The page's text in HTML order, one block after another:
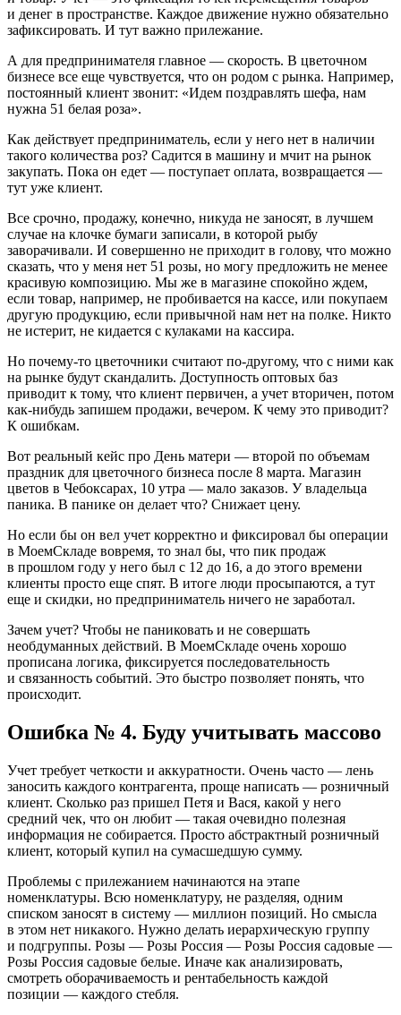
и денег в пространстве. Каждое движение нужно обязательно
зафиксировать. И тут важно прилежание.
А для предпринимателя главное — скорость. В цветочном
бизнесе все еще чувствуется, что он родом с рынка. Например,
постоянный клиент звонит: «Идем поздравлять шефа, нам
нужна 51 белая роза».
Как действует предприниматель, если у него нет в наличии
такого количества роз? Садится в машину и мчит на рынок
закупать. Пока он едет — поступает оплата, возвращается —
тут уже клиент.
Все срочно, продажу, конечно, никуда не заносят, в лучшем
случае на клочке бумаги записали, в которой рыбу
заворачивали. И совершенно не приходит в голову, что можно
сказать, что у меня нет 51 розы, но могу предложить не менее
красивую композицию. Мы же в магазине спокойно ждем,
если товар, например, не пробивается на кассе, или покупаем
другую продукцию, если привычной нам нет на полке. Никто
не истерит, не кидается с кулаками на кассира.
Но почему‑то цветочники считают по‑другому, что с ними как
на рынке будут скандалить. Доступность оптовых баз
приводит к тому, что клиент первичен, а учет вторичен, потом
как‑нибудь запишем продажи, вечером. К чему это приводит?
К ошибкам.
Вот реальный кейс про День матери — второй по объемам
праздник для цветочного бизнеса после 8 марта. Магазин
цветов в Чебоксарах, 10 утра — мало заказов. У владельца
паника. В панике он делает что? Снижает цену.
Но если бы он вел учет корректно и фиксировал бы операции
в МоемСкладе вовремя, то знал бы, что пик продаж
в прошлом году у него был с 12 до 16, а до этого времени
клиенты просто еще спят. В итоге люди просыпаются, а тут
еще и скидки, но предприниматель ничего не заработал.
Зачем учет? Чтобы не паниковать и не совершать
необдуманных действий. В МоемСкладе очень хорошо
прописана логика, фиксируется последовательность
и связанность событий. Это быстро позволяет понять, что
происходит.
Ошибка № 4. Буду учитывать массово
Учет требует четкости и аккуратности. Очень часто — лень
заносить каждого контрагента, проще написать — розничный
клиент. Сколько раз пришел Петя и Вася, какой у него
средний чек, что он любит — такая очевидно полезная
информация не собирается. Просто абстрактный розничный
клиент, который купил на сумасшедшую сумму.
Проблемы с прилежанием начинаются на этапе
номенклатуры. Всю номенклатуру, не разделяя, одним
списком заносят в систему — миллион позиций. Но смысла
в этом нет никакого. Нужно делать иерархическую группу
и подгруппы. Розы — Розы Россия — Розы Россия садовые —
Розы Россия садовые белые. Иначе как анализировать,
смотреть оборачиваемость и рентабельность каждой
позиции — каждого стебля.